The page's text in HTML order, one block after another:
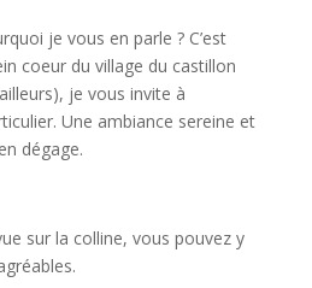
je vous en parle ? C’est
coeur du village du castillon
je vous invite à
Une ambiance sereine et
dégage.
sur la colline, vous pouvez y